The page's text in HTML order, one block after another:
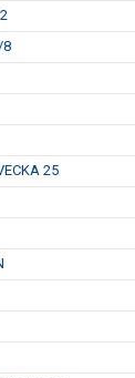
8
25